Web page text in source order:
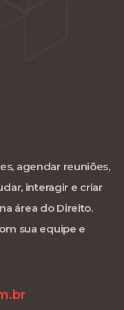
agendar reuniões,
interagir e criar
área do Direito.
sua equipe e